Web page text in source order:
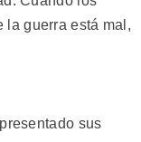
la guerra está mal,
sus